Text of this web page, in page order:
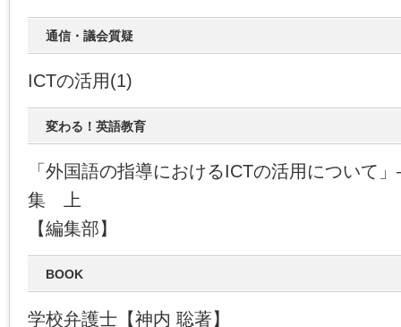
通信・議会質疑
ICTの活用(1)
変わる！英語教育
「外国語の指導におけるICTの活用について
集 上
【編集部】
BOOK
学校弁護士【神内 聡著】